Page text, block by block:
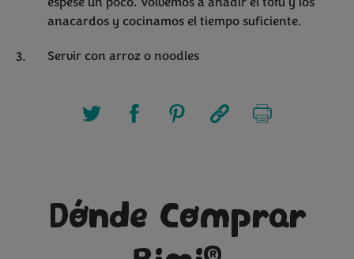
anacardos y cocinamos el tiempo suficiente.
Servir con arroz o noodles
Dónde Comprar